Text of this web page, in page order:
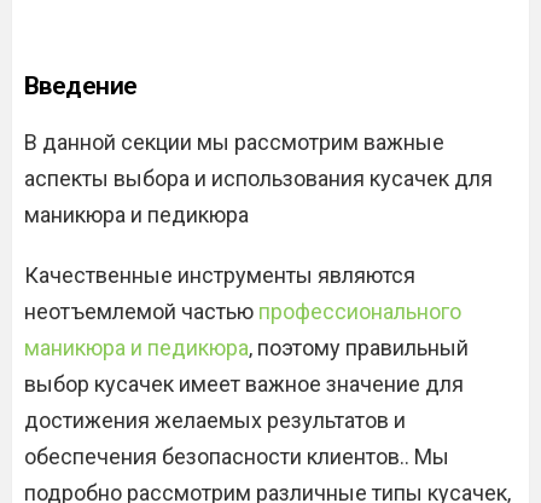
Введение
В данной секции мы рассмотрим важные
аспекты выбора и использования кусачек для
маникюра и педикюра
Качественные инструменты являются
неотъемлемой частью профессионального
маникюра и педикюра‚ поэтому правильный
выбор кусачек имеет важное значение для
достижения желаемых результатов и
обеспечения безопасности клиентов.​. Мы
подробно рассмотрим различные типы кусачек‚